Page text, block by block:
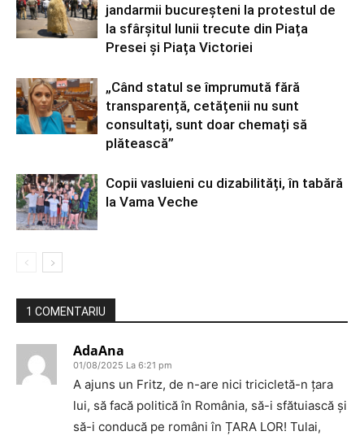
jandarmii bucureșteni la protestul de
la sfârșitul lunii trecute din Piața
Presei și Piața Victoriei
„Când statul se împrumută fără
transparență, cetățenii nu sunt
consultați, sunt doar chemați să
plătească”
Copii vasluieni cu dizabilități, în tabără
la Vama Veche
1 COMENTARIU
AdaAna
01/08/2025 La 6:21 pm
A ajuns un Fritz, de n-are nici tricicletă-n țara
lui, să facă politică în România, să-i sfătuiască și
să-i conducă pe români în ȚARA LOR! Tulai,